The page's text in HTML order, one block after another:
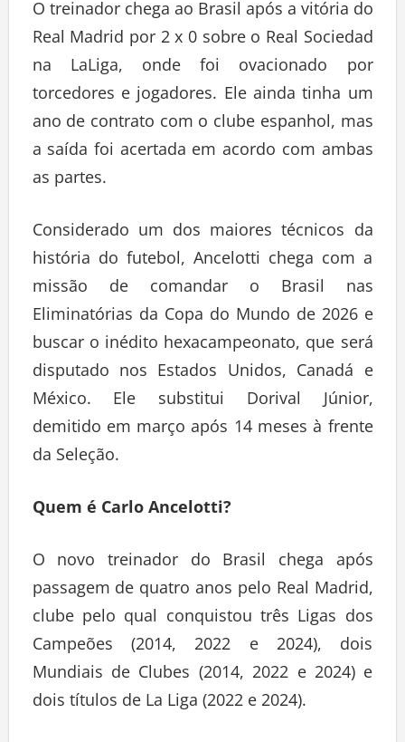
O treinador chega ao Brasil após a vitória do
Real Madrid por 2 x 0 sobre o Real Sociedad
na LaLiga, onde foi ovacionado por
torcedores e jogadores. Ele ainda tinha um
ano de contrato com o clube espanhol, mas
a saída foi acertada em acordo com ambas
as partes.
Considerado um dos maiores técnicos da
história do futebol, Ancelotti chega com a
missão de comandar o Brasil nas
Eliminatórias da Copa do Mundo de 2026 e
buscar o inédito hexacampeonato, que será
disputado nos Estados Unidos, Canadá e
México. Ele substitui Dorival Júnior,
demitido em março após 14 meses à frente
da Seleção.
Quem é Carlo Ancelotti?
O novo treinador do Brasil chega após
passagem de quatro anos pelo Real Madrid,
clube pelo qual conquistou três Ligas dos
Campeões (2014, 2022 e 2024), dois
Mundiais de Clubes (2014, 2022 e 2024) e
dois títulos de La Liga (2022 e 2024).